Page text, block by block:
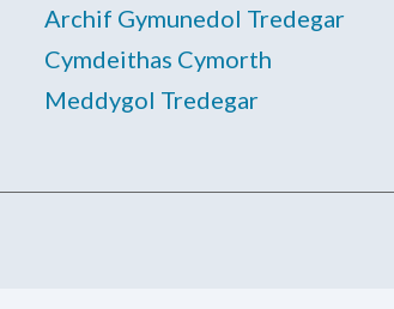
Archif Gymunedol Tredegar
Cymdeithas Cymorth
Meddygol Tredegar